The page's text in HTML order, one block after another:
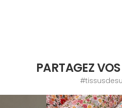
PARTAGEZ